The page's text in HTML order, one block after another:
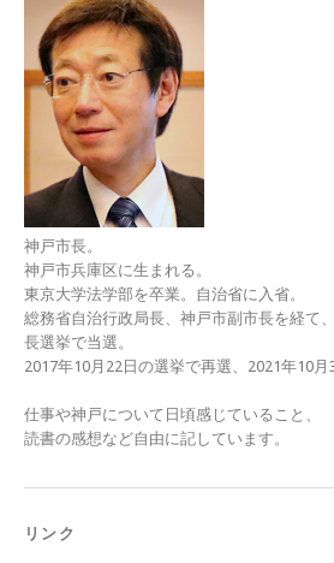
神戸市長。
神戸市兵庫区に生まれる。
東京大学法学部を卒業。自治省に入省。
総務省自治行政局長、神戸市副市長を経て
長選挙で当選。
2017年10月22日の選挙で再選、2021年10月
仕事や神戸について日頃感じていること、
読書の感想など自由に記しています。
リンク